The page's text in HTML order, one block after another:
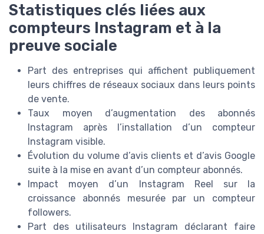
Statistiques clés liées aux
compteurs Instagram et à la
preuve sociale
Part des entreprises qui affichent publiquement
leurs chiffres de réseaux sociaux dans leurs points
de vente.
Taux moyen d’augmentation des abonnés
Instagram après l’installation d’un compteur
Instagram visible.
Évolution du volume d’avis clients et d’avis Google
suite à la mise en avant d’un compteur abonnés.
Impact moyen d’un Instagram Reel sur la
croissance abonnés mesurée par un compteur
followers.
Part des utilisateurs Instagram déclarant faire